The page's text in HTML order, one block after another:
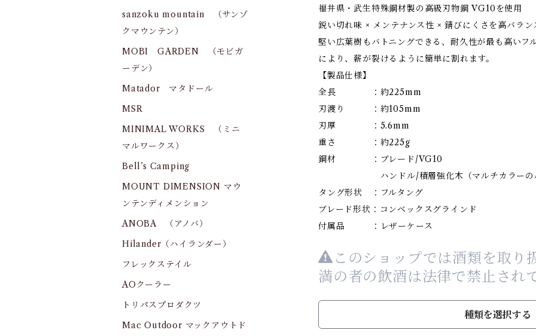
福井県・武生特殊鋼材製の高級刃物鋼 VG10を使用
鋭い切れ味 × メンテナンス性 × 錆びにくさを高バラン
堅い広葉樹もバトニングできる、耐久性が最も高い
により、薪が裂けるように簡単に割れます。
【製品仕様】
全長 ：約225mm
刃渡り ：約105mm
刃厚 ：5.6mm
重さ ：約225g
鋼材 ：ブレード/VG10
ハンドル/積層強化木（マルチカラーのみ
タング形状 ：フルタング
ブレード形状：コンベックスグラインド
付属品 ：レザーケース
このショップでは酒類を取り
満の者の飲酒は法律で禁止され
種類を選択する
sanzoku mountain （サンゾ
クマウンテン）
MOBI GARDEN （モビガ
ーデン）
Matador マタドール
MSR
MINIMAL WORKS （ミニ
マルワークス）
Bell’s Camping
MOUNT DIMENSION マウ
ンテンディメンション
ANOBA （アノバ）
Hilander（ハイランダー）
フレックステイル
AOクーラー
トリパスプロダクツ
Mac Outdoor マックアウトド